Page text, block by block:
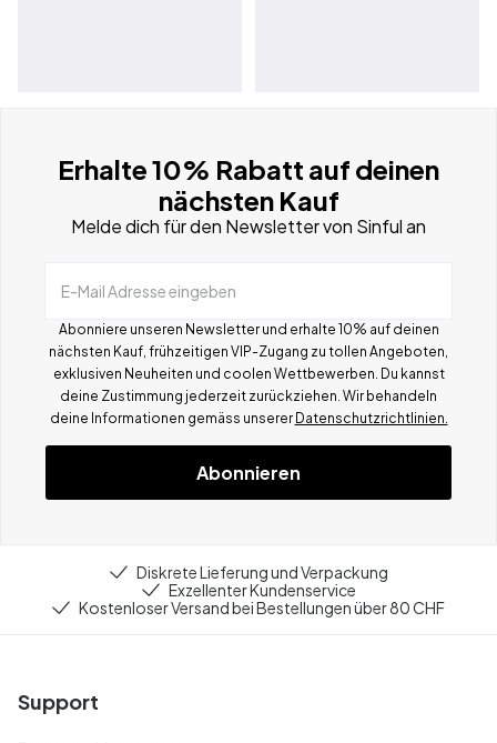
Erhalte 10% Rabatt auf deinen
nächsten Kauf
Melde dich für den Newsletter von Sinful an
E-Mail Adresse eingeben
Abonniere unseren Newsletter und erhalte 10% auf deinen
nächsten Kauf, frühzeitigen VIP-Zugang zu tollen Angeboten,
exklusiven Neuheiten und coolen Wettbewerben. Du kannst
deine Zustimmung jederzeit zurückziehen. Wir behandeln
deine Informationen gemäss unserer Datenschutzrichtlinien.
Abonnieren
Diskrete Lieferung und Verpackung
Exzellenter Kundenservice
Kostenloser Versand bei Bestellungen über 80 CHF
Support